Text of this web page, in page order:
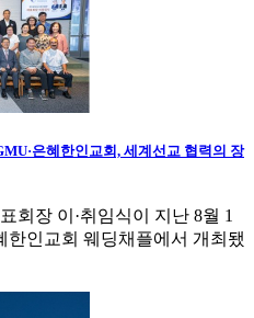
은혜한인교회, 세계선교 협력의 장
회장 이·취임식이 지난 8월 1
한인교회 웨딩채플에서 개최됐